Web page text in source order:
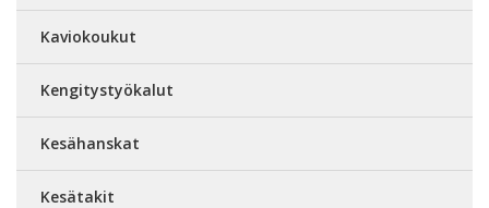
Kaviokoukut
Kengitystyökalut
Kesähanskat
Kesätakit